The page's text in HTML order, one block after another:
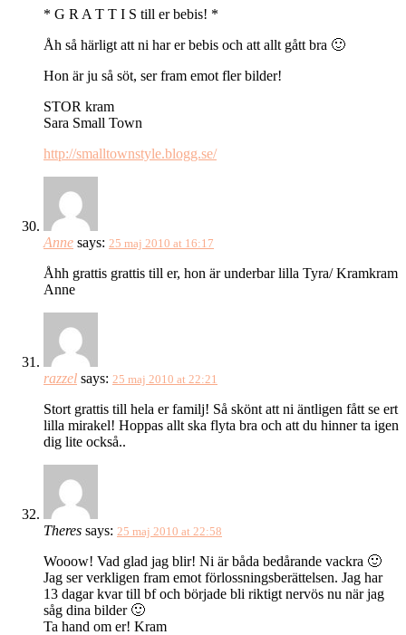
* G R A T T I S till er bebis! *
Åh så härligt att ni har er bebis och att allt gått bra 🙂
Hon är ju så söt, ser fram emot fler bilder!
STOR kram
Sara Small Town
http://smalltownstyle.blogg.se/
Anne says: 25 maj 2010 at 16:17
Åhh grattis grattis till er, hon är underbar lilla Tyra/ Kramkram
Anne
razzel says: 25 maj 2010 at 22:21
Stort grattis till hela er familj! Så skönt att ni äntligen fått se ert
lilla mirakel! Hoppas allt ska flyta bra och att du hinner ta igen
dig lite också..
Theres says: 25 maj 2010 at 22:58
Wooow! Vad glad jag blir! Ni är båda bedårande vackra 🙂
Jag ser verkligen fram emot förlossningsberättelsen. Jag har
13 dagar kvar till bf och började bli riktigt nervös nu när jag
såg dina bilder 🙂
Ta hand om er! Kram